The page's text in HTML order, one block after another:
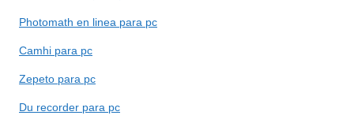
Photomath en linea para pc
Camhi para pc
Zepeto para pc
Du recorder para pc